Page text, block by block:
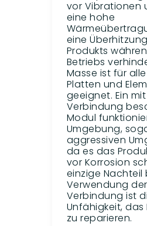
vor Vibrationen
eine hohe
eine
Produkts
Betriebs
Masse ist für
Platten und
geeignet. Ein
Verbindung
Modul
Umgebung,
aggressiven
da es das
vor Korrosion
einzige Nachteil
Verwendung der
Verbindung ist
Unfähigkeit, das
zu reparieren.